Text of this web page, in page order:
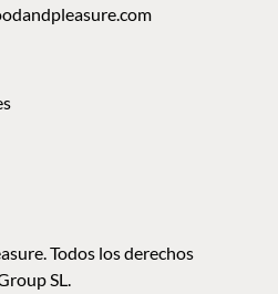
Todos los derechos
SL.